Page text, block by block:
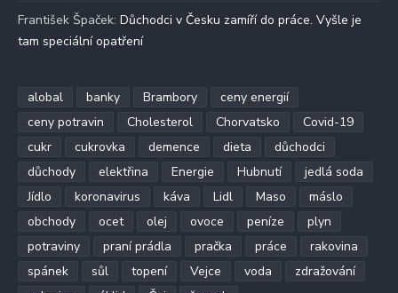
František Špaček: Důchodci v Česku zamíří do práce. Vyšle je
tam speciální opatření
alobal banky Brambory
ceny energií
ceny potravin
Cholesterol Chorvatsko
Covid-19
cukr
cukrovka demence dieta
důchodci
důchody
elektřina Energie Hubnutí
jedlá soda
Jídlo
koronavirus káva Lidl Maso
máslo
obchody
ocet olej ovoce peníze
plyn
potraviny
praní prádla pračka práce
rakovina
spánek
sůl topení Vejce voda
zdražování